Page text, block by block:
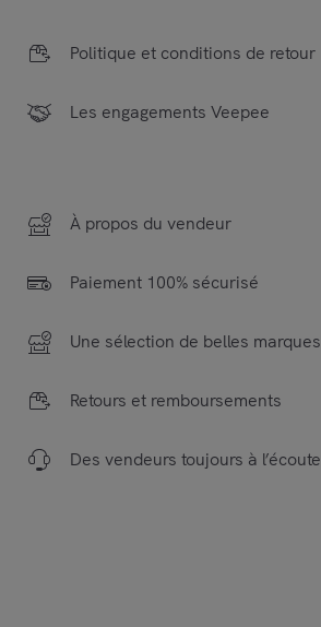
Politique et conditions de retour
Les engagements Veepee
À propos du vendeur
Paiement 100% sécurisé
Une sélection de belles marques
Retours et remboursements
Des vendeurs toujours à l’écoute